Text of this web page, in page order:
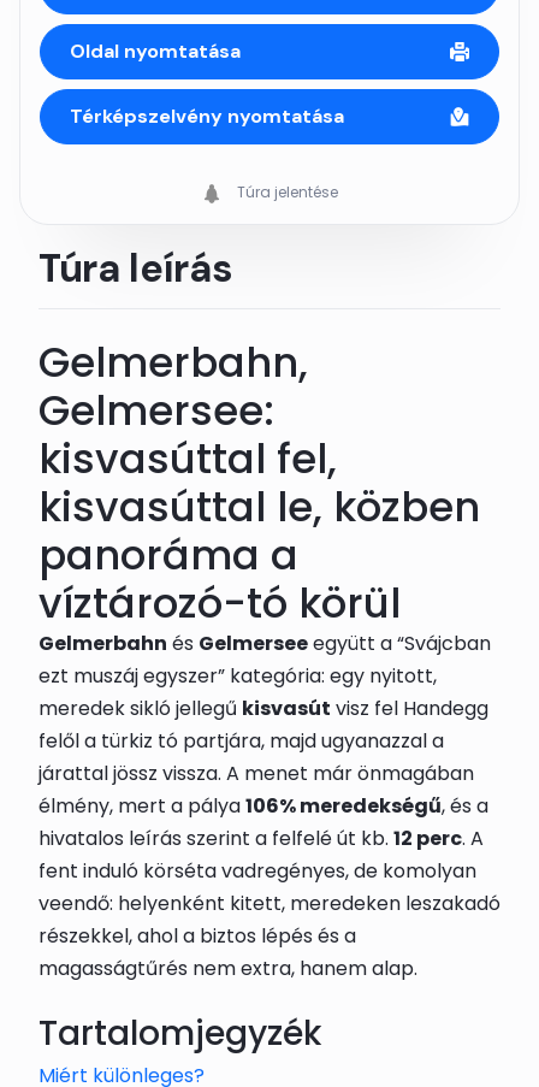
Oldal nyomtatása
Térképszelvény nyomtatása
Túra jelentése
Túra leírás
Gelmerbahn,
Gelmersee:
kisvasúttal fel,
kisvasúttal le, közben
panoráma a
víztározó-tó körül
Gelmerbahn és Gelmerseeegyütt a “Svájcban
ezt muszáj egyszer” kategória: egy nyitott,
meredek sikló jellegű kisvasút visz fel Handegg
felől a türkiz tó partjára, majd ugyanazzal a
járattal jössz vissza. A menet már önmagában
élmény, mert a pálya106% meredekségű, és a
hivatalos leírás szerint a felfelé út kb. 12 perc. A
fent induló körséta vadregényes, de komolyan
veendő: helyenként kitett, meredeken leszakadó
részekkel, ahol a biztos lépés és a
magasságtűrés nem extra, hanem alap.
Tartalomjegyzék
Miért különleges?